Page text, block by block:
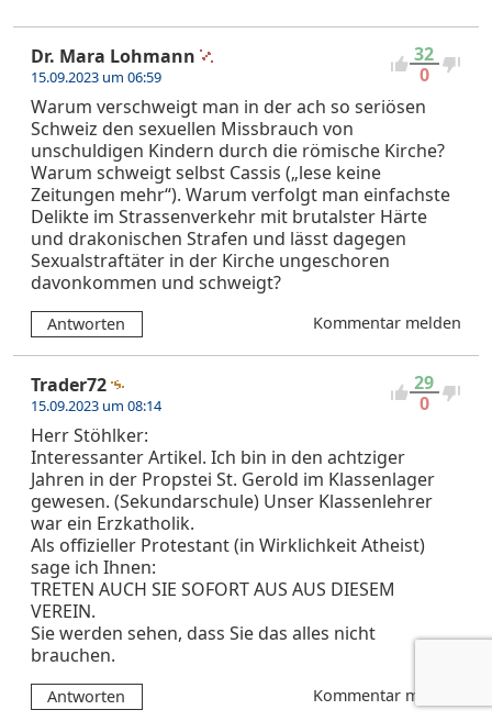
32
0
Dr. Mara Lohmann
15.09.2023 um 06:59
Warum verschweigt man in der ach so seriösen
Schweiz den sexuellen Missbrauch von
unschuldigen Kindern durch die römische Kirche?
Warum schweigt selbst Cassis („lese keine
Zeitungen mehr“). Warum verfolgt man einfachste
Delikte im Strassenverkehr mit brutalster Härte
und drakonischen Strafen und lässt dagegen
Sexualstraftäter in der Kirche ungeschoren
davonkommen und schweigt?
Antworten Kommentar melden
29
0
Trader72
15.09.2023 um 08:14
Herr Stöhlker:
Interessanter Artikel. Ich bin in den achtziger
Jahren in der Propstei St. Gerold im Klassenlager
gewesen. (Sekundarschule) Unser Klassenlehrer
war ein Erzkatholik.
Als offizieller Protestant (in Wirklichkeit Atheist)
sage ich Ihnen:
TRETEN AUCH SIE SOFORT AUS AUS DIESEM
VEREIN.
Sie werden sehen, dass Sie das alles nicht
brauchen.
Antworten
Kommentar melden